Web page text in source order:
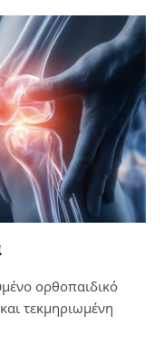
ορθοπαιδικό
τεκμηριωμένη